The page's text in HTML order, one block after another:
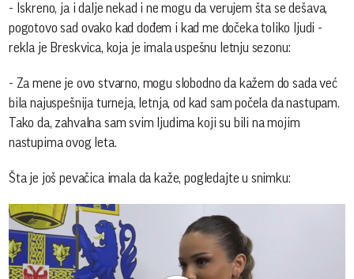
- Iskreno, ja i dalje nekad i ne mogu da verujem šta se dešava,
pogotovo sad ovako kad dođem i kad me dočeka toliko ljudi -
rekla je Breskvica, koja je imala uspešnu letnju sezonu:
- Za mene je ovo stvarno, mogu slobodno da kažem do sada već
bila najuspešnija turneja, letnja, od kad sam počela da nastupam.
Tako da, zahvalna sam svim ljudima koji su bili na mojim
nastupima ovog leta.
Šta je još pevačica imala da kaže, pogledajte u snimku: